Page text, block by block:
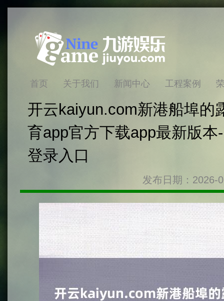
首页 关于我们 新闻中心 工程案例
开云kaiyun.com新港船埠的
育app官方下载app最新版
登录入口
发布日期：